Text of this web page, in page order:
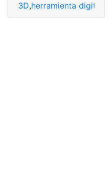
3D,herramienta digital